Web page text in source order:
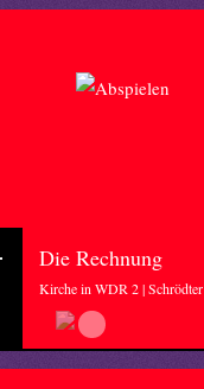
Die Rechnung
Kirche in WDR 2 | Schrödter